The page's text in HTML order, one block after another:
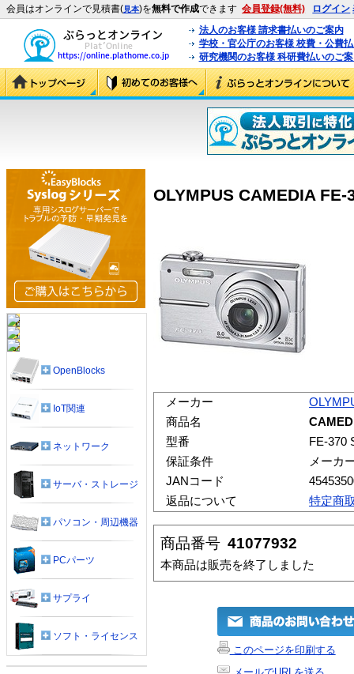
会員はオンラインで見積書(見本)を無料で作成できます 会員登録(無料) ログイン
法人のお客様 請求書払いのご案内
学校・官公庁のお客様 校費・公費
研究機関のお客様 科研費払いのご
OLYMPUS CAMEDIA
メーカー
商品名
型番
FE-370
保証条件
メーカ
JANコード
返品について
特定商
商品番号 41077932
本商品は販売を終了しました
このページを印刷する
OpenBlocks
IoT関連
ネットワーク
サーバ・ストレージ
パソコン・周辺機器
PCパーツ
サプライ
ソフト・ライセンス